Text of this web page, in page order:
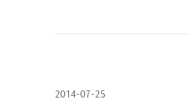
2014-07-25